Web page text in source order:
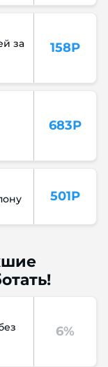
158Р
за
683Р
501Р
6%